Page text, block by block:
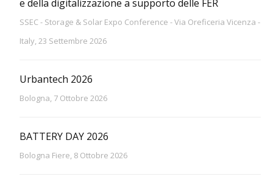
e della digitalizzazione a supporto delle FER
SSEC - Storage & Solar Expo Conference - Via Oreficeria Vicenza -
Italy, 23 Settembre 2026
Urbantech 2026
Bologna, 7 Ottobre 2026
BATTERY DAY 2026
Bologna Fiere, 8 Ottobre 2026